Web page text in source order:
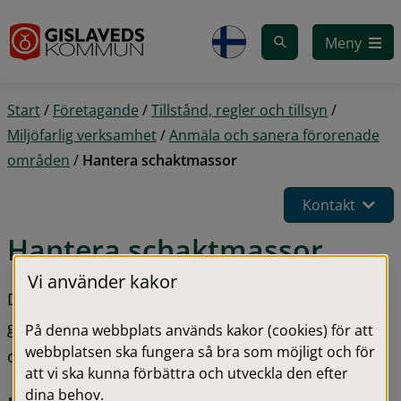
Meny
Start/ Företagande /Tillstånd, regler och tillsyn /
Miljöfarlig verksamhet/Anmäla och sanera förorenade
områden / Hantera schaktmassor
Kontakt
Hantera schaktmassor
Du som är fastighetsägare, fastighetsförvaltare,
gräventreprenör eller har åkeriverksamhet, kan på
olika sätt bidra till att minska miljöpåverkan.
Vi använder kakor
På denna webbplats används kakor (cookies) för att
webbplatsen ska fungera så bra som möjligt och för
att vi ska kunna förbättra och utveckla den efter
dina behov.